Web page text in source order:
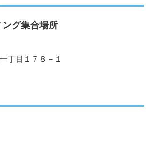
グ集合場所
丁目１７８－１